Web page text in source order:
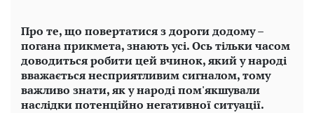
Про те, що повертатися з дороги додому –
погана прикмета, знають усі. Ось тільки часом
доводиться робити цей вчинок, який у народі
вважається несприятливим сигналом, тому
важливо знати, як у народі пом'якшували
наслідки потенційно негативної ситуації.